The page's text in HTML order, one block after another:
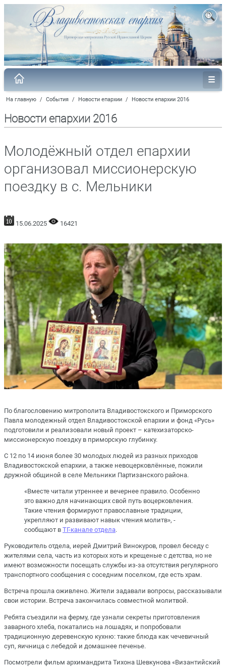
На главную / События / Новости епархии / Новости епархии 2016
Новости епархии 2016
Молодёжный отдел епархии
организовал миссионерскую
поездку в с. Мельники
15.06.2025 16421
По благословению митрополита Владивостокского и Приморского
Павла молодежный отдел Владивостокской епархии и фонд «Русь»
подготовили и реализовали новый проект – катехизаторско-
миссионерскую поездку в приморскую глубинку.
С 12 по 14 июня более 30 молодых людей из разных приходов
Владивостокской епархии, а также невоцерковлённые, пожили
дружной общиной в селе Мельники Партизанского района.
«Вместе читали утреннее и вечернее правило. Особенно
это важно для начинающих свой путь воцерковления.
Такие чтения формируют православные традиции,
укрепляют и развивают навык чтения молитв», -
сообщают в ТГ-канале отдела.
Руководитель отдела, иерей Дмитрий Винокуров, провел беседу с
жителями села, часть из которых хоть и крещеные с детства, но не
имеют возможности посещать службы из-за отсутствия регулярного
транспортного сообщения с соседним поселком, где есть храм.
Встреча прошла оживлено. Жители задавали вопросы, рассказывали
свои истории. Встреча закончилась совместной молитвой.
Ребята съездили на ферму, где узнали секреты приготовления
заварного хлеба, покатались на лошадях, и попробовали
традиционную деревенскую кухню: такие блюда как чечевичный
суп, яичница с лебедой и домашнее печенье.
Посмотрели фильм архимандрита Тихона Шевкунова «Византийский